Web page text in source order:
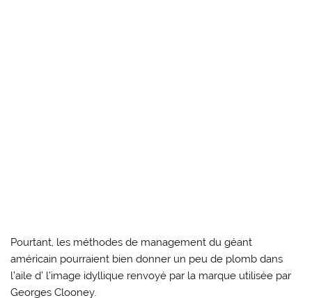
Pourtant, les méthodes de management du géant
américain pourraient bien donner un peu de plomb dans
l’aile d’ l’image idyllique renvoyé par la marque utilisée par
Georges Clooney.